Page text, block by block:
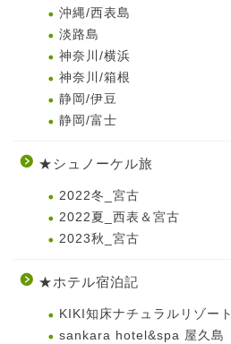
沖縄/西表島
淡路島
神奈川/横浜
神奈川/箱根
静岡/伊豆
静岡/富士
★シュノーケル旅
2022冬_宮古
2022夏_西表＆宮古
2023秋_宮古
★ホテル宿泊記
KIKI知床ナチュラルリゾート
sankara hotel&spa 屋久島